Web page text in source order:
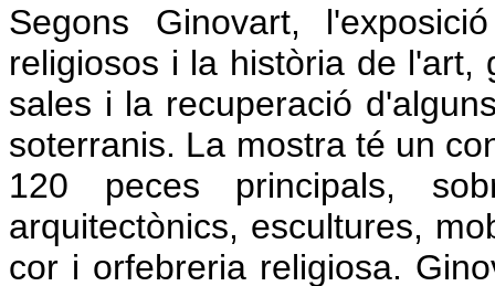
Segons Ginovart,
religiosos i la història de l'art,
sales i la recuperació
soterranis. La mostra té un
120 peces principals,
arquitectònics, escultures,
cor i orfebreria religiosa.